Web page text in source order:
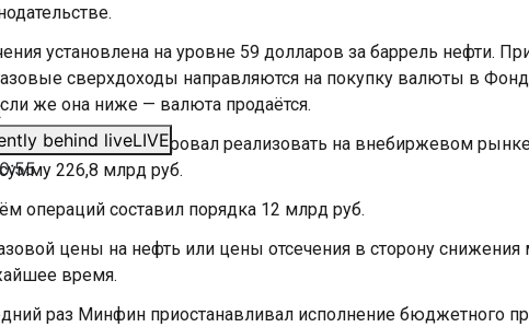
behind liveLIVE
0:55
установлена на уровне 59 долларов за баррель нефти.
сверхдоходы направляются на покупку валюты в
же она ниже — валюта продаётся.
Минфин планировал реализовать на внебиржевом
226,8 млрд руб.
операций составил порядка 12 млрд руб.
цены на нефть или цены отсечения в сторону
время.
раз Минфин приостанавливал исполнение бюджетного